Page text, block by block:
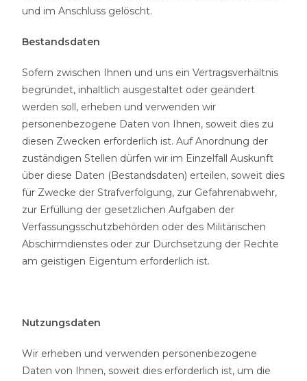
und im Anschluss gelöscht.
Bestandsdaten
Sofern zwischen Ihnen und uns ein Vertragsverhältnis
begründet, inhaltlich ausgestaltet oder geändert
werden soll, erheben und verwenden wir
personenbezogene Daten von Ihnen, soweit dies zu
diesen Zwecken erforderlich ist. Auf Anordnung der
zuständigen Stellen dürfen wir im Einzelfall Auskunft
über diese Daten (Bestandsdaten) erteilen, soweit dies
für Zwecke der Strafverfolgung, zur Gefahrenabwehr,
zur Erfüllung der gesetzlichen Aufgaben der
Verfassungsschutzbehörden oder des Militärischen
Abschirmdienstes oder zur Durchsetzung der Rechte
am geistigen Eigentum erforderlich ist.
Nutzungsdaten
Wir erheben und verwenden personenbezogene
Daten von Ihnen, soweit dies erforderlich ist, um die